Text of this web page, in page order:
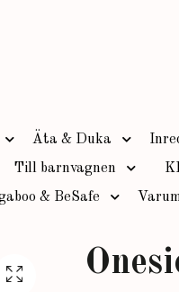
Äta & Duka
Till barnvagnen
& BeSafe